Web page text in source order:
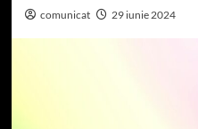
comunicat 29 iunie 2024